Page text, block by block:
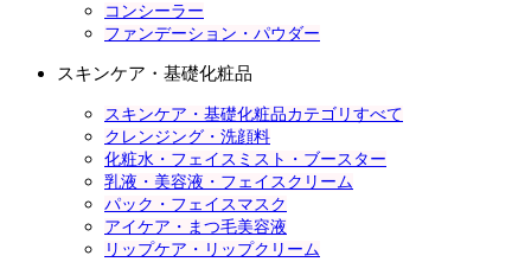
コンシーラー
ファンデーション・パウダー
スキンケア・基礎化粧品
スキンケア・基礎化粧品カテゴリすべて
クレンジング・洗顔料
化粧水・フェイスミスト・ブースター
乳液・美容液・フェイスクリーム
パック・フェイスマスク
アイケア・まつ毛美容液
リップケア・リップクリーム